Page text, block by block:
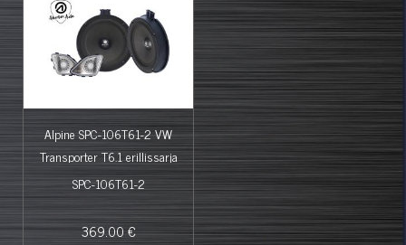
Alpine SPC-106T61-2 VW
Transporter T6.1 erillissarja
SPC-106T61-2
369.00 €